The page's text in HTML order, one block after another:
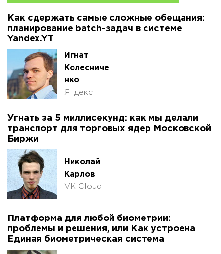
Как сдержать самые сложные обещания:
планирование batch-задач в системе
Yandex.YT
Игнат
Колесниче
нко
Яндекс
Угнать за 5 миллисекунд: как мы делали
транспорт для торговых ядер Московской
Биржи
Николай
Карлов
VK Cloud
Платформа для любой биометрии:
проблемы и решения, или Как устроена
Единая биометрическая система